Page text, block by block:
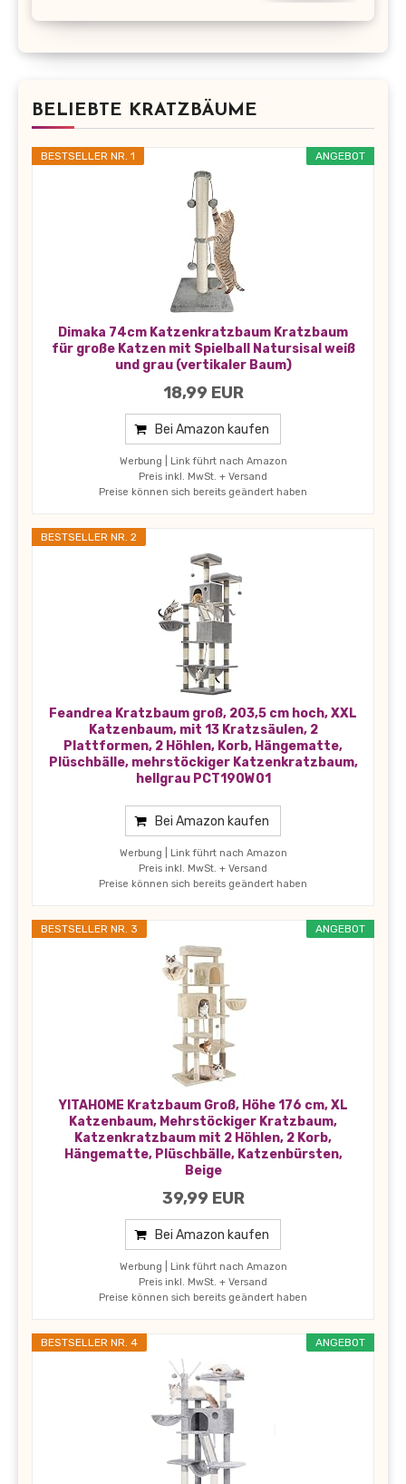
BELIEBTE KRATZBÄUME
ANGEBOT
BESTSELLER NR. 1
Dimaka 74cm Katzenkratzbaum Kratzbaum
für große Katzen mit Spielball Natursisal weiß
und grau (vertikaler Baum)
18,99 EUR
Bei Amazon kaufen
Werbung | Link führt nach Amazon
Preis inkl. MwSt. + Versand
Preise können sich bereits geändert haben
BESTSELLER NR. 2
Feandrea Kratzbaum groß, 203,5 cm hoch, XXL
Katzenbaum, mit 13 Kratzsäulen, 2
Plattformen, 2 Höhlen, Korb, Hängematte,
Plüschbälle, mehrstöckiger Katzenkratzbaum,
hellgrau PCT190W01
Bei Amazon kaufen
Werbung | Link führt nach Amazon
Preis inkl. MwSt. + Versand
Preise können sich bereits geändert haben
ANGEBOT
BESTSELLER NR. 3
YITAHOME Kratzbaum Groß, Höhe 176 cm, XL
Katzenbaum, Mehrstöckiger Kratzbaum,
Katzenkratzbaum mit 2 Höhlen, 2 Korb,
Hängematte, Plüschbälle, Katzenbürsten,
Beige
39,99 EUR
Bei Amazon kaufen
Werbung | Link führt nach Amazon
Preis inkl. MwSt. + Versand
Preise können sich bereits geändert haben
ANGEBOT
BESTSELLER NR. 4